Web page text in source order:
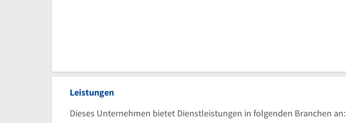
Leistungen
Dieses Unternehmen bietet Dienstleistungen in folgenden Branchen an: